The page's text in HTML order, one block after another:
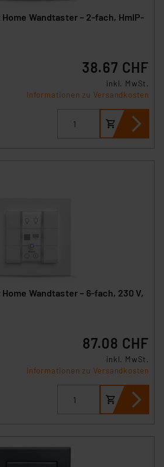
Wandtaster – 2-fach, HmIP-
38.67 CHF
inkl. MwSt.
Informationen zu Versandkosten
Wandtaster – 6-fach, 230 V,
87.08 CHF
inkl. MwSt.
Informationen zu Versandkosten